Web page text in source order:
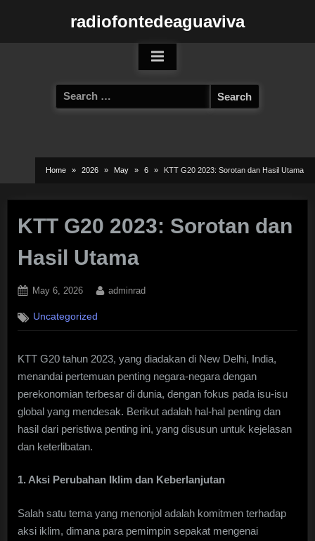
radiofontedeaguaviva
Search
for:
Home 2026 May 6 KTT G20 2023: Sorotan dan Hasil Utama
KTT G20 2023: Sorotan dan
Hasil Utama
Posted
May 6, 2026 By
adminrad
Uncategorized
KTT G20 tahun 2023, yang diadakan di New Delhi, India,
menandai pertemuan penting negara-negara dengan
perekonomian terbesar di dunia, dengan fokus pada isu-isu
global yang mendesak. Berikut adalah hal-hal penting dan
hasil dari peristiwa penting ini, yang disusun untuk kejelasan
dan keterlibatan.
1. Aksi Perubahan Iklim dan Keberlanjutan
Salah satu tema yang menonjol adalah komitmen terhadap
aksi iklim, dimana para pemimpin sepakat mengenai